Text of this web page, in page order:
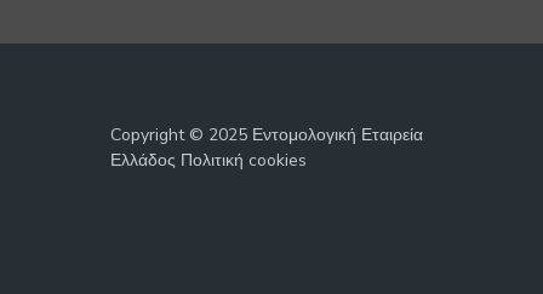
Copyright © 2025 Εντομολογική Εταιρεία
Ελλάδος Πολιτική cookies